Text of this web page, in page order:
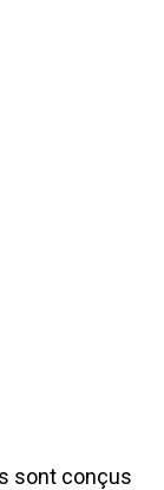
sont conçus